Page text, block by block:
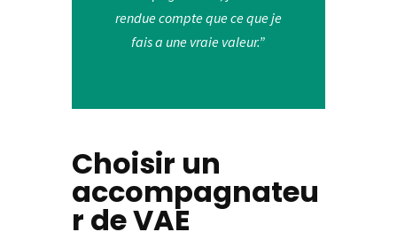
rendue compte que ce que je
fais a une vraie valeur.”
Choisir un
accompagnateu
r de VAE